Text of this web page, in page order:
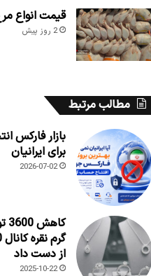
قیمت انواع مرغ ۱۴ مرداد
2 روز پیش
مطالب مرتبط
بازار فارکس
برای ایرانیان
2026-07-02
از دست داد
2025-10-22